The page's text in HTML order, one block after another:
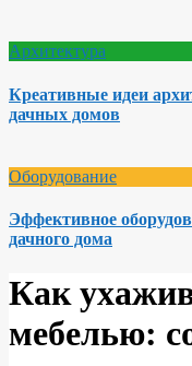
Архитектура
Креативные идеи
дачных домов
Оборудование
Эффективное
дачного дома
Как
мебелью: